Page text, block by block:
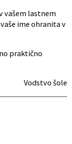
vašem lastnem
ime ohranita v
praktično
Vodstvo šole